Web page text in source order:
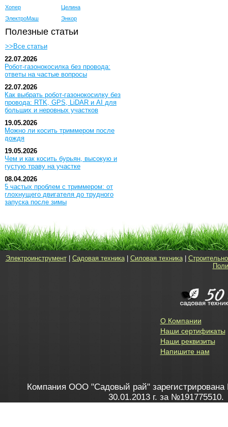
Хопер
Целина
ЭлектроМаш
Энкор
Полезные статьи
>>Все статьи
22.07.2026
Робот-газонокосилка без провода:
ответы на частые вопросы
22.07.2026
Как выбрать робот-газонокосилку без
провода: RTK, GPS, LiDAR и AI для
больших и неровных участков
19.05.2026
Можно ли косить триммером после
дождя
19.05.2026
Чем и как косить бурьян, высокую и
густую траву на участке
08.04.2026
5 частых проблем с триммером: от
глохнущего двигателя до трудного
запуска после зимы
Электроинструмент| Садовая техника| Силовая техника|
О Компании
Наши сертификаты
Наши реквизиты
Напишите нам
Компания ООО "Садовый рай" зарегистрирована
30.01.2013 г. за №191775510.